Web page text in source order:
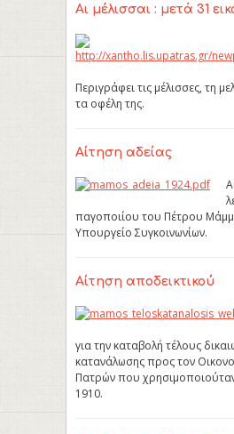
Αι μέλισσαι : μετά 31
Περιγράφει τις μέλισσες, τη
τα οφέλη της.
Αίτηση αδείας
παγοποιίου του Πέτρου
Υπουργείο Συγκοινωνίων.
Αίτηση αποδεικτικού
για την καταβολή τέλους
κατανάλωσης προς τον
Πατρών που
1910.